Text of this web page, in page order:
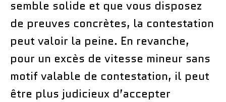
semble solide et que vous disposez
de preuves concrètes, la contestation
peut valoir la peine. En revanche,
pour un excès de vitesse mineur sans
motif valable de contestation, il peut
être plus judicieux d’accepter